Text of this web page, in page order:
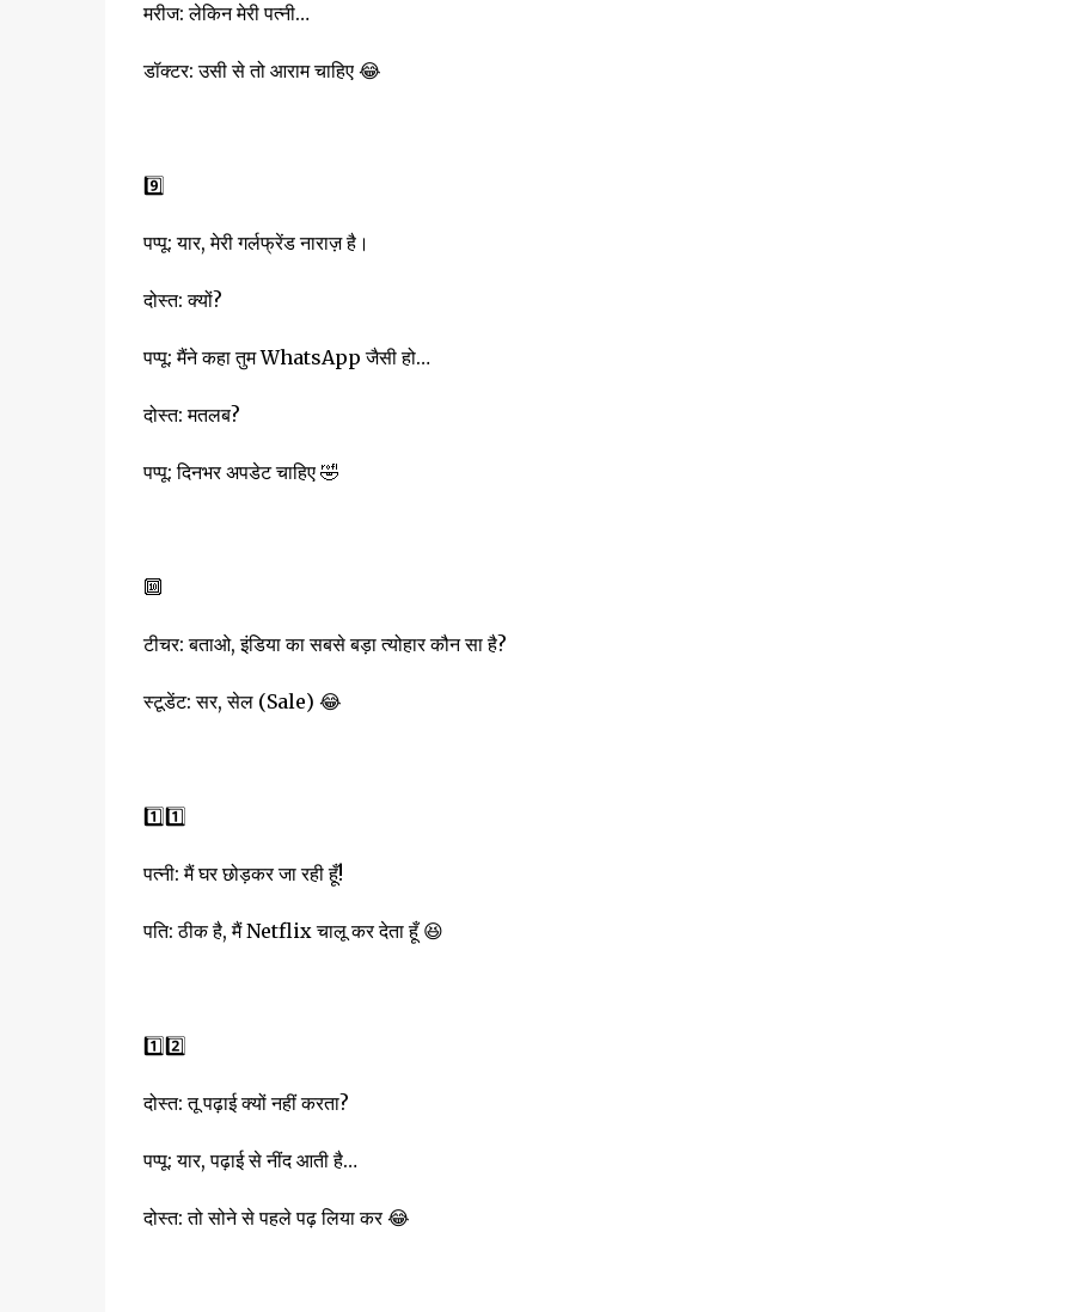
मरीज: लेकिन मेरी पत्नी…
डॉक्टर: उसी से तो आराम चाहिए 😂
9️⃣
पप्पू: यार, मेरी गर्लफ्रेंड नाराज़ है।
दोस्त: क्यों?
पप्पू: मैंने कहा तुम WhatsApp जैसी हो…
दोस्त: मतलब?
पप्पू: दिनभर अपडेट चाहिए 🤣
🔟
टीचर: बताओ, इंडिया का सबसे बड़ा त्योहार कौन सा है?
स्टूडेंट: सर, सेल (Sale) 😂
1️⃣1️⃣
पत्नी: मैं घर छोड़कर जा रही हूँ!
पति: ठीक है, मैं Netflix चालू कर देता हूँ 😆
1️⃣2️⃣
दोस्त: तू पढ़ाई क्यों नहीं करता?
पप्पू: यार, पढ़ाई से नींद आती है…
दोस्त: तो सोने से पहले पढ़ लिया कर 😂